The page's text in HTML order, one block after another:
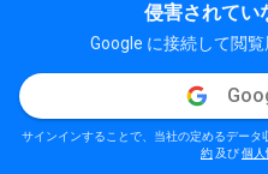
侵害されてい
Google に接続して閲覧
サインインすることで、当社の定めるデータ
約 及び個人
© WOT サービス LP